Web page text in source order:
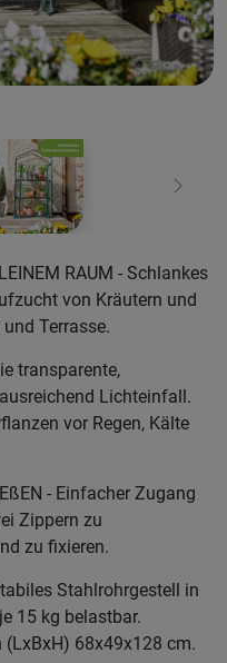
Weiter
RAUM - Schlankes
von Kräutern und
Terrasse.
transparente,
Lichteinfall.
vor Regen, Kälte
- Einfacher Zugang
Zippern zu
zu fixieren.
Stahlrohrgestell in
15 kg belastbar.
68x49x128 cm.